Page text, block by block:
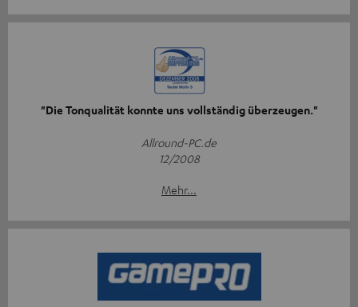
"Die Tonqualität konnte uns vollständig überzeugen."
Allround-PC.de
12/2008
Mehr...